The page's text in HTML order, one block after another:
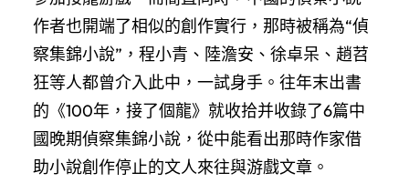
作者也開端了相似的創作實行，那時被稱為“偵
察集錦小說”，程小青、陸澹安、徐卓呆、趙苕
狂等人都曾介入此中，一試身手。往年末出書
的《100年，接了個龍》就收拾并收錄了6篇中
國晚期偵察集錦小說，從中能看出那時作家借
助小說創作停止的文人來往與游戲文章。